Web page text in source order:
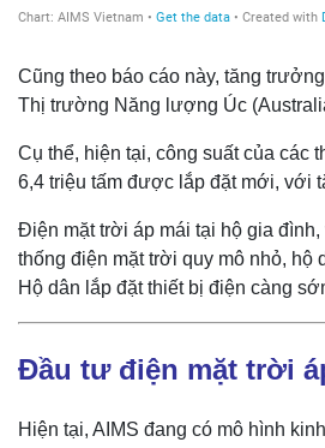
Cũng theo báo cáo này, tăng
Thị trường Năng lượng Úc
Cụ thể, hiện tại, công suất của các
6,4 triệu tấm được lắp đặt mới, với
Điện mặt trời áp mái tại hộ gia
thống điện mặt trời quy mô nhỏ,
Hộ dân lắp đặt thiết bị điện càng
Đầu tư điện mặt trời
Hiện tại, AIMS đang có mô hình